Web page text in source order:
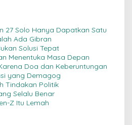
27 Solo Hanya Dapatkan Satu
Ada Gibran
Solusi Tepat
Menentuka Masa Depan
Doa dan Keberuntungan
yang Demagog
Tindakan Politik
Selalu Benar
Z Itu Lemah